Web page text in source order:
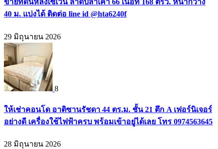
ขายที่ดินหลังเซเว่น ลาดปลาเค้า 66 เนื้อที่ 168 ตรว. หน้ากว้าง
40 ม. แบ่งได้ ติดต่อ line id @hta6240f
29 มิถุนายน 2026
8
ให้เช่าคอนโด อาติซานรัชดา 44 ตร.ม. ชั้น 21 ตึก A เฟอร์นิเจอร์
อย่างดี เครื่องใช้ไฟฟ้าครบ พร้อมเข้าอยู่ได้เลย โทร 0974563645
28 มิถุนายน 2026